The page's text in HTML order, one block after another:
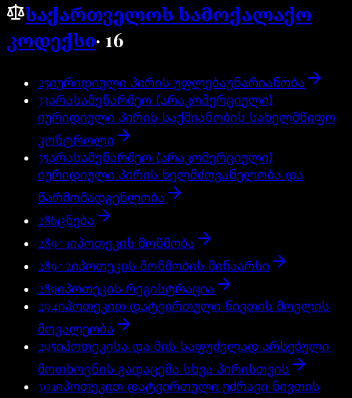
საქართველოს სამოქალაქო
კოდექსი·16
25იურიდიული პირის უფლებაუნარიანობა
33არასამეწარმეო (არაკომერციული)
იურიდიული პირის საქმიანობის სახელმწიფო
კონტროლი
35არასამეწარმეო (არაკომერციული)
იურიდიული პირის ხელმძღვანელობა და
წარმომადგენლობა
286ცნება
289^1იპოთეკის მოწმობა
289^2იპოთეკის მოწმობის შინაარსი
289იპოთეკის რეგისტრაცია
294იპოთეკით დატვირთული ნივთის მოვლის
მოვალეობა
295იპოთეკისა და მის საფუძვლად არსებული
მოთხოვნის გადაცემა სხვა პირისთვის
301იპოთეკით დატვირთული უძრავი ნივთის